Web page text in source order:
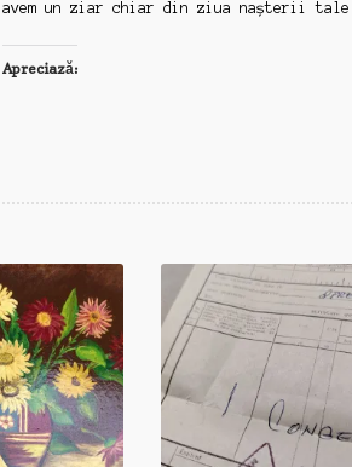
avem un ziar chiar din ziua nașterii tale.
Apreciază: